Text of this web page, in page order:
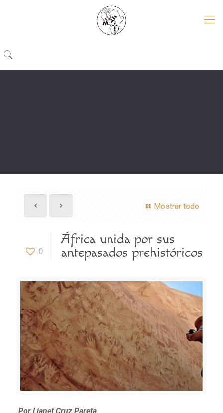
Mostrar todo
0
África unida por sus
antepasados prehistóricos
Por Lianet Cruz Pareta